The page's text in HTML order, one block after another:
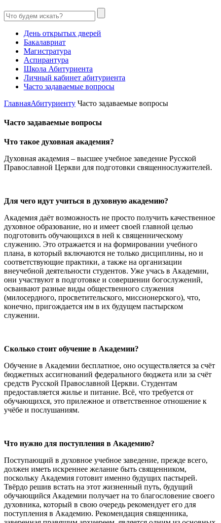
День открытых дверей
Бакалавриат
Магистратура
Аспирантура
Школа Абитуриента
Личный кабинет абитуриента
Часто задаваемые вопросы
ГлавнаяАбитуриенту Часто задаваемые вопросы
Часто задаваемые вопросы
Что такое духовная академия?
Духовная академия – высшее учебное заведение Русской
Православной Церкви для подготовки священнослужителей.
Для чего идут учиться в духовную академию?
Академия даёт возможность не просто получить качественное
духовное образование, но и имеет своей главной целью
подготовить обучающихся в ней к священническому
служению. Это отражается и на формировании учебного
плана, в который включаются не только дисциплины, но и
соответствующие практики, а также на организации
внеучебной деятельности студентов. Уже учась в Академии,
они участвуют в подготовке и совершении богослужений,
осваивают разные виды общественного служения
(милосердного, просветительского, миссионерского), что,
конечно, пригождается им в их будущем пастырском
служении.
Сколько стоит обучение в Академии?
Обучение в Академии бесплатное, оно осуществляется за счёт
бюджетных ассигнований федерального бюджета или за счёт
средств Русской Православной Церкви. Студентам
предоставляется жилье и питание. Всё, что требуется от
обучающихся, это прилежное и ответственное отношение к
учёбе и послушаниям.
Что нужно для поступления в Академию?
Поступающий в духовное учебное заведение, прежде всего,
должен иметь искреннее желание быть священником,
поскольку Академия готовит именно будущих пастырей.
Твёрдо решив встать на этот жизненный путь, будущий
обучающийся Академии получает на то благословение своего
духовника, который в свою очередь рекомендует его для
поступления в Академию. Рекомендация священника,